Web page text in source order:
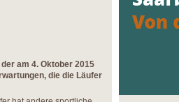
am 4. Oktober 2015
die die Läufer